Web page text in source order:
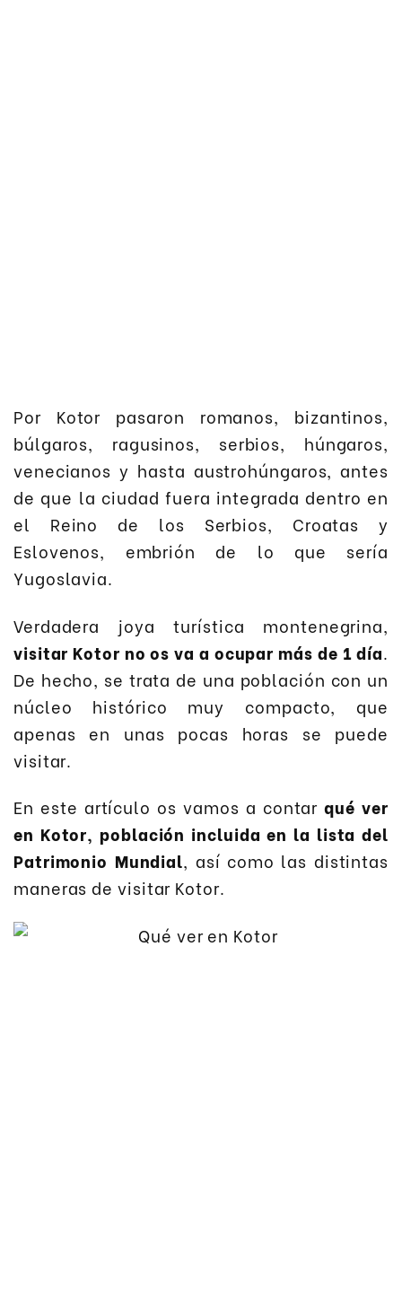
Por Kotor pasaron romanos, bizantinos,
búlgaros, ragusinos, serbios, húngaros,
venecianos y hasta austrohúngaros, antes
de que la ciudad fuera integrada dentro en
el Reino de los Serbios, Croatas y
Eslovenos, embrión de lo que sería
Yugoslavia.
Verdadera joya turística montenegrina,
visitar Kotor no os va a ocupar más de 1 día.
De hecho, se trata de una población con un
núcleo histórico muy compacto, que
apenas en unas pocas horas se puede
visitar.
En este artículo os vamos a contarqué ver
en Kotor, población incluida en la lista del
Patrimonio Mundial, así como las distintas
maneras de visitar Kotor.